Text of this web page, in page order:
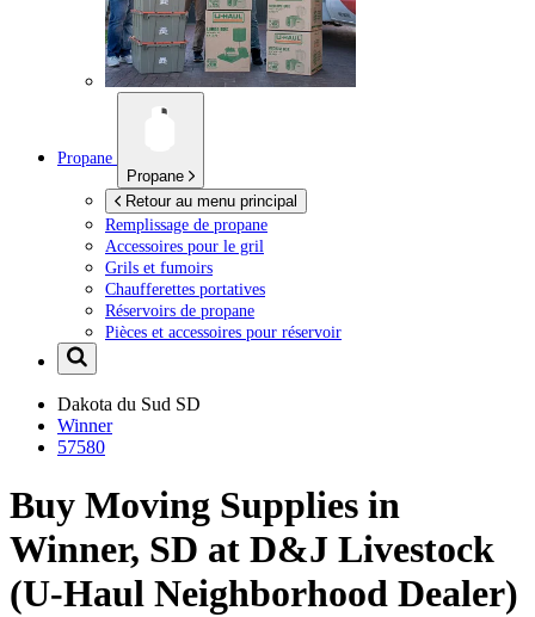
Propane
Propane
Retour au menu principal
Remplissage de propane
Accessoires pour le gril
Grils et fumoirs
Chaufferettes portatives
Réservoirs de propane
Pièces et accessoires pour réservoir
Dakota du Sud SD
Winner
57580
Buy Moving Supplies in
Winner, SD at D&J Livestock
(U-Haul Neighborhood Dealer)